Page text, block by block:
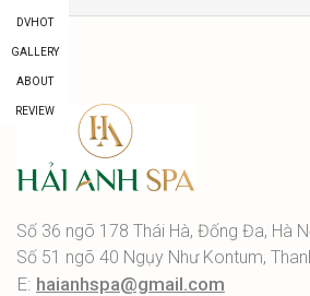
Số 36 ngõ 178 Thái Hà, Đống Đa, Hà
Số 51 ngõ 40 Ngụy Như Kontum,
E: haianhspa@gmail.com
DVHOT
GALLERY
ABOUT
REVIEW